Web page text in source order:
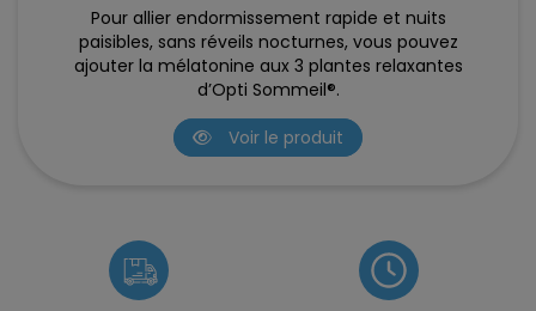
Pour allier endormissement rapide et nuits
paisibles, sans réveils nocturnes, vous pouvez
ajouter la mélatonine aux 3 plantes relaxantes
d’Opti Sommeil®.
Voir le produit